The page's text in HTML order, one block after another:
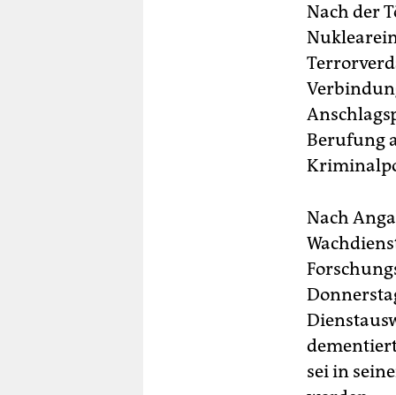
Nach der
Berufung
Nach
sei in